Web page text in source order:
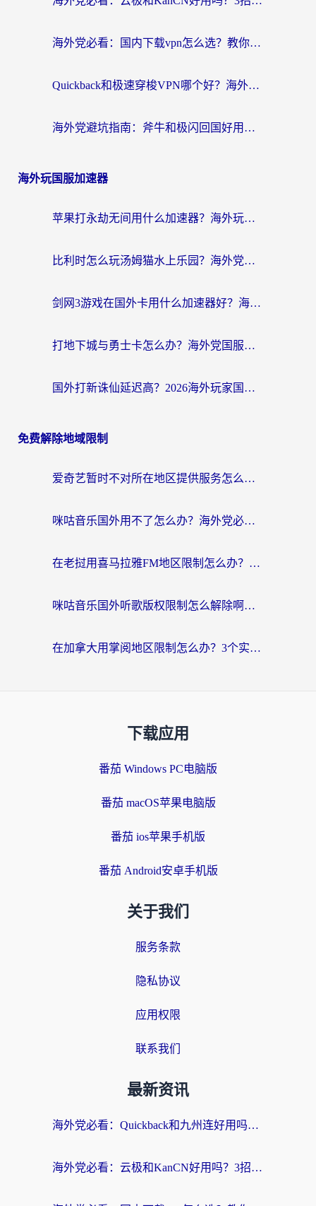
海外党必看：国内下载vpn怎么选？教你无缝访问国内资源的实用指南
Quickback和极速穿梭VPN哪个好？海外党亲测3招选对回国加速器，看这篇就够了
海外党避坑指南：斧牛和极闪回国好用吗？选对加速器才能无缝刷剧玩游戏
海外玩国服加速器
苹果打永劫无间用什么加速器？海外玩家亲测有效的国服游戏加速指南
比利时怎么玩汤姆猫水上乐园？海外党国服游戏加速终极指南（附无畏契约食之契约解决办法）
剑网3游戏在国外卡用什么加速器好？海外党亲测有效的国服游戏加速指南
打地下城与勇士卡怎么办？海外党国服游戏加速终极指南（附北美欧洲实测）
国外打新诛仙延迟高？2026海外玩家国服游戏加速器终极指南（附天龙八部闪耀暖暖实测）
免费解除地域限制
爱奇艺暂时不对所在地区提供服务怎么办？海外党亲测有效的追剧解决方案
咪咕音乐国外用不了怎么办？海外党必备的国内内容访问全攻略
在老挝用喜马拉雅FM地区限制怎么办？海外党亲测有效的回国加速方案
咪咕音乐国外听歌版权限制怎么解除啊？海外党亲测有效的回国加速方案
在加拿大用掌阅地区限制怎么办？3个实用技巧帮你轻松解决（附海外华人必备工具）
下载应用
番茄 Windows PC电脑版
番茄 macOS苹果电脑版
番茄 ios苹果手机版
番茄 Android安卓手机版
关于我们
服务条款
隐私协议
应用权限
联系我们
最新资讯
海外党必看：Quickback和九州连好用吗？3步选对回国加速器实现无缝刷国内资源
海外党必看：云极和KanCN好用吗？3招教你选对回国加速器（附免费VPN避坑指南）